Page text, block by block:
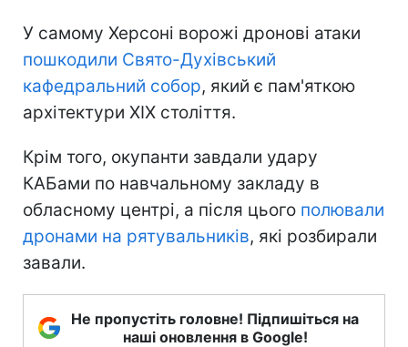
У самому Херсоні ворожі дронові атаки
пошкодили Свято-Духівський
кафедральний собор, який є пам'яткою
архітектури XIX століття.
Крім того, окупанти завдали удару
КАБами по навчальному закладу в
обласному центрі, а після цього полювали
дронами на рятувальників, які розбирали
завали.
Не пропустіть головне! Підпишіться на
наші оновлення в Google!